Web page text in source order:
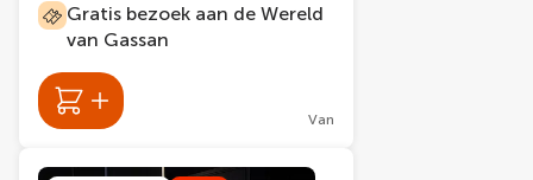
Gratis bezoek aan de Wereld
van Gassan
Van